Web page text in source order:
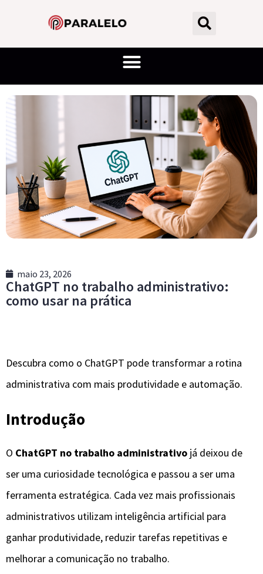
maio 23, 2026
ChatGPT no trabalho administrativo:
como usar na prática
Descubra como o ChatGPT pode transformar a rotina
administrativa com mais produtividade e automação.
Introdução
O ChatGPT no trabalho administrativo já deixou de
ser uma curiosidade tecnológica e passou a ser uma
ferramenta estratégica. Cada vez mais profissionais
administrativos utilizam inteligência artificial para
ganhar produtividade, reduzir tarefas repetitivas e
melhorar a comunicação no trabalho.